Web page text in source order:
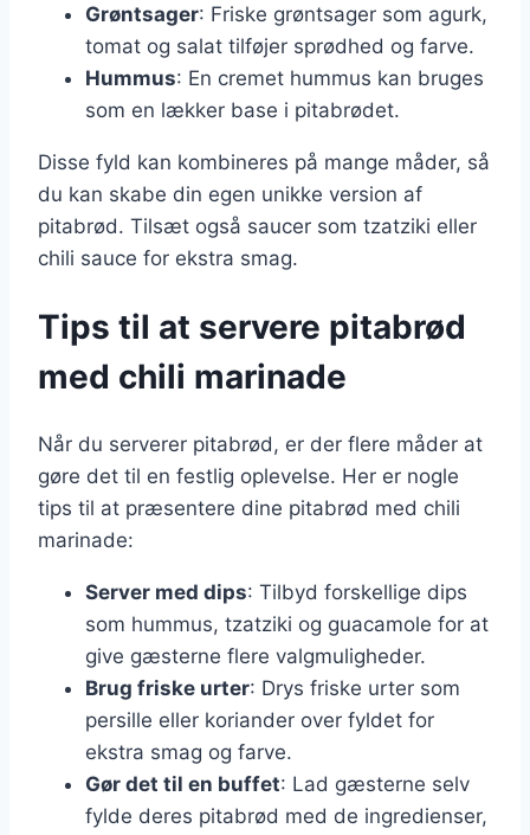
Grøntsager: Friske grøntsager som agurk,
tomat og salat tilføjer sprødhed og farve.
Hummus: En cremet hummus kan bruges
som en lækker base i pitabrødet.
Disse fyld kan kombineres på mange måder, så
du kan skabe din egen unikke version af
pitabrød. Tilsæt også saucer som tzatziki eller
chili sauce for ekstra smag.
Tips til at servere pitabrød
med chili marinade
Når du serverer pitabrød, er der flere måder at
gøre det til en festlig oplevelse. Her er nogle
tips til at præsentere dine pitabrød med chili
marinade:
Server med dips: Tilbyd forskellige dips
som hummus, tzatziki og guacamole for at
give gæsterne flere valgmuligheder.
Brug friske urter: Drys friske urter som
persille eller koriander over fyldet for
ekstra smag og farve.
Gør det til en buffet: Lad gæsterne selv
fylde deres pitabrød med de ingredienser,